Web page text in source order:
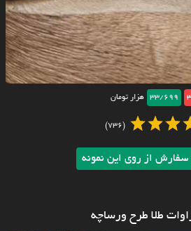
33/699 هزار تومان
(736)
سفارش از روی این نمونه
طلا طرح ورساچه